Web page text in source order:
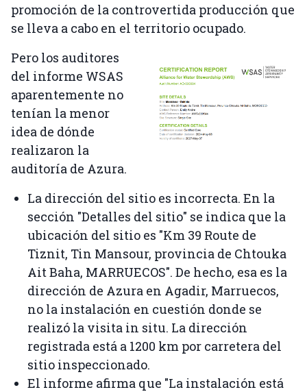
promoción de la controvertida producción que
se lleva a cabo en el territorio ocupado.
Pero los auditores
del informe WSAS
aparentemente no
tenían la menor
idea de dónde
realizaron la
auditoría de Azura.
La dirección del sitio es incorrecta. En la
sección "Detalles del sitio" se indica que la
ubicación del sitio es "Km 39 Route de
Tiznit, Tin Mansour, provincia de Chtouka
Ait Baha, MARRUECOS". De hecho, esa es la
dirección de Azura en Agadir, Marruecos,
no la instalación en cuestión donde se
realizó la visita in situ. La dirección
registrada está a 1200 km por carretera del
sitio inspeccionado.
El informe afirma que "La instalación está